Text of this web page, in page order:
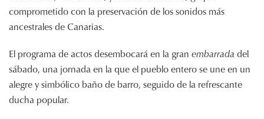
comprometido con la preservación de los sonidos más
ancestrales de Canarias.
El programa de actos desembocará en la gran embarrada del
sábado, una jornada en la que el pueblo entero se une en un
alegre y simbólico baño de barro, seguido de la refrescante
ducha popular.